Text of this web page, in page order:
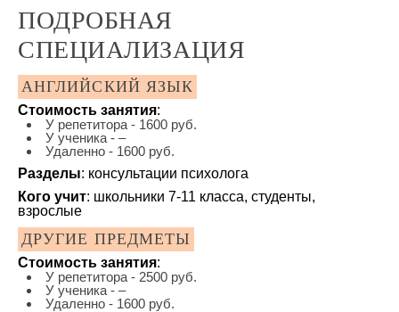
ПОДРОБНАЯ
СПЕЦИАЛИЗАЦИЯ
АНГЛИЙСКИЙ ЯЗЫК
Стоимость занятия:
У репетитора - 1600 руб.
У ученика - –
Удаленно - 1600 руб.
Разделы: консультации психолога
Кого учит: школьники 7-11 класса, студенты,
взрослые
ДРУГИЕ ПРЕДМЕТЫ
Стоимость занятия:
У репетитора - 2500 руб.
У ученика - –
Удаленно - 1600 руб.